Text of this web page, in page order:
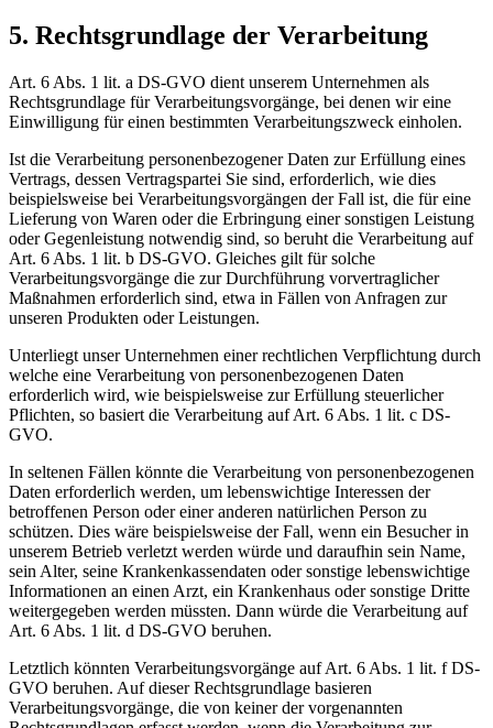
5. Rechtsgrundlage der Verarbeitung
Art. 6 Abs. 1 lit. a DS-GVO dient unserem Unternehmen als
Rechtsgrundlage für Verarbeitungsvorgänge, bei denen wir eine
Einwilligung für einen bestimmten Verarbeitungszweck einholen.
Ist die Verarbeitung personenbezogener Daten zur Erfüllung eines
Vertrags, dessen Vertragspartei Sie sind, erforderlich, wie dies
beispielsweise bei Verarbeitungsvorgängen der Fall ist, die für eine
Lieferung von Waren oder die Erbringung einer sonstigen Leistung
oder Gegenleistung notwendig sind, so beruht die Verarbeitung auf
Art. 6 Abs. 1 lit. b DS-GVO. Gleiches gilt für solche
Verarbeitungsvorgänge die zur Durchführung vorvertraglicher
Maßnahmen erforderlich sind, etwa in Fällen von Anfragen zur
unseren Produkten oder Leistungen.
Unterliegt unser Unternehmen einer rechtlichen Verpflichtung durch
welche eine Verarbeitung von personenbezogenen Daten
erforderlich wird, wie beispielsweise zur Erfüllung steuerlicher
Pflichten, so basiert die Verarbeitung auf Art. 6 Abs. 1 lit. c DS-
GVO.
In seltenen Fällen könnte die Verarbeitung von personenbezogenen
Daten erforderlich werden, um lebenswichtige Interessen der
betroffenen Person oder einer anderen natürlichen Person zu
schützen. Dies wäre beispielsweise der Fall, wenn ein Besucher in
unserem Betrieb verletzt werden würde und daraufhin sein Name,
sein Alter, seine Krankenkassendaten oder sonstige lebenswichtige
Informationen an einen Arzt, ein Krankenhaus oder sonstige Dritte
weitergegeben werden müssten. Dann würde die Verarbeitung auf
Art. 6 Abs. 1 lit. d DS-GVO beruhen.
Letztlich könnten Verarbeitungsvorgänge auf Art. 6 Abs. 1 lit. f DS-
GVO beruhen. Auf dieser Rechtsgrundlage basieren
Verarbeitungsvorgänge, die von keiner der vorgenannten